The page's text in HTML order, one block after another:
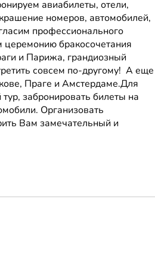
авиабилеты, отели,
номеров, автомобилей,
профессионального
церемонию бракосочетания
и Парижа, грандиозный
совсем по-другому! А еще
Праге и Амстердаме.Для
забронировать билеты на
Организовать
Вам замечательный и